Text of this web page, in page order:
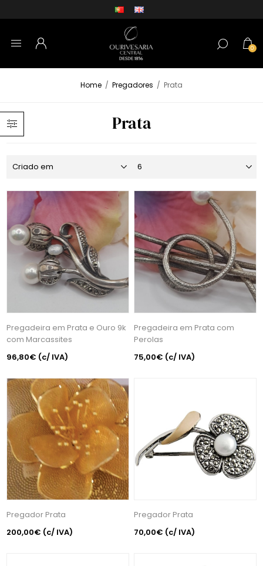
0
Home / Pregadores / Prata
Prata
Pregadeira em Prata e Ouro 9k
com Marcassites
96,80€ (c/ IVA)
Pregadeira em Prata com
Perolas
75,00€ (c/ IVA)
Pregador Prata
200,00€ (c/ IVA)
Pregador Prata
70,00€ (c/ IVA)